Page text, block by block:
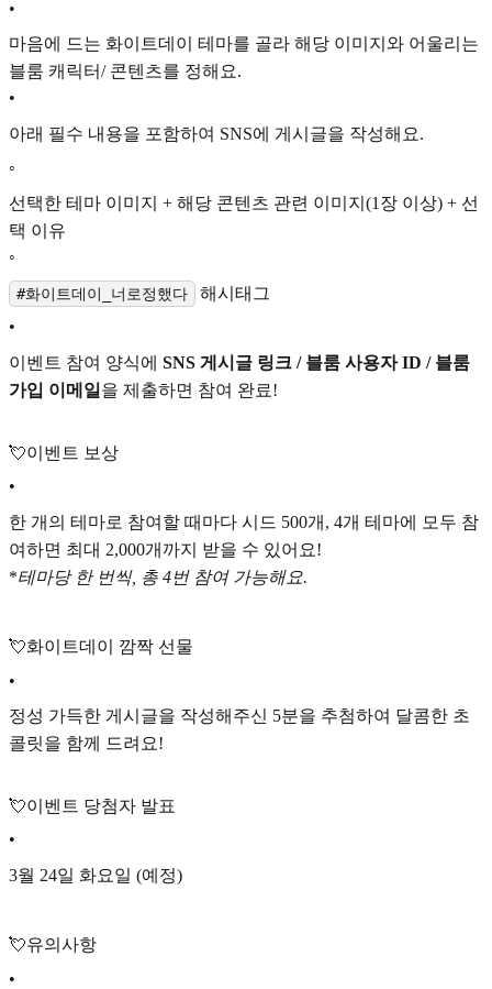
•
마음에 드는 화이트데이 테마를 골라 해당 이미지와 어울리는
블룸 캐릭터/ 콘텐츠를 정해요.
•
아래 필수 내용을 포함하여 SNS에 게시글을 작성해요.
◦
선택한 테마 이미지 + 해당 콘텐츠 관련 이미지(1장 이상) + 선
택 이유
◦
#화이트데이_너로정했다
해시태그
•
이벤트 참여 양식에 SNS 게시글 링크 / 블룸 사용자 ID / 블룸
가입 이메일 을 제출하면 참여 완료!
💘이벤트 보상
•
한 개의 테마로 참여할 때마다 시드 500개, 4개 테마에 모두 참
여하면 최대 2,000개까지 받을 수 있어요!
*테마당 한 번씩, 총 4번 참여 가능해요.
💘화이트데이 깜짝 선물
•
정성 가득한 게시글을 작성해주신 5분을 추첨하여 달콤한 초
콜릿을 함께 드려요!
💘이벤트 당첨자 발표
•
3월 24일 화요일 (예정)
💘유의사항
•